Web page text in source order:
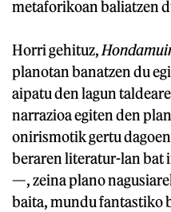
metaforikoan baliatzen
Horri gehituz,
planotan banatzen du
aipatu den lagun
narrazioa egiten den
onirismotik gertu
beraren literatur-lan bat
—, zeina plano
baita, mundu fantastiko